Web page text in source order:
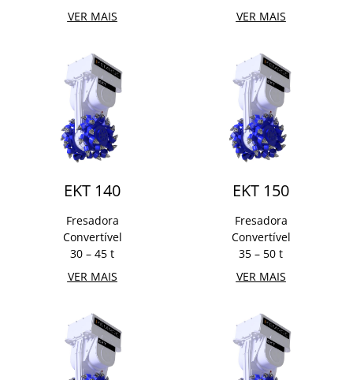
VER MAIS
VER MAIS
EKT 140
Fresadora
Convertível
30 – 45 t
VER MAIS
EKT 150
Fresadora
Convertível
35 – 50 t
VER MAIS